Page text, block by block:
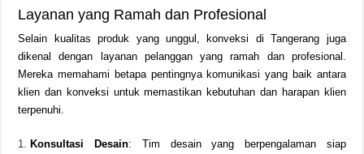
Layanan yang Ramah dan Profesional
Selain kualitas produk yang unggul, konveksi di Tangerang juga
dikenal dengan layanan pelanggan yang ramah dan profesional.
Mereka memahami betapa pentingnya komunikasi yang baik antara
klien dan konveksi untuk memastikan kebutuhan dan harapan klien
terpenuhi.
Konsultasi Desain: Tim desain yang berpengalaman siap